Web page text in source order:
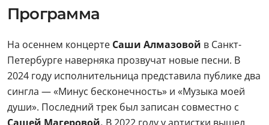
Программа
На осеннем концерте Саши Алмазовой в Санкт-
Петербурге наверняка прозвучат новые песни. В
2024 году исполнительница представила публике два
сингла — «Минус бесконечность» и «Музыка моей
души». Последний трек был записан совместно с